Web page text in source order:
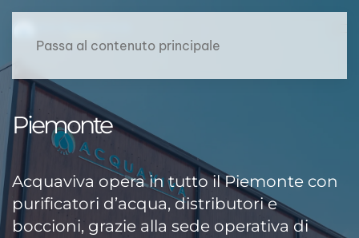
Passa al contenuto principale
Piemonte
Acquaviva opera in tutto il Piemonte con
purificatori d’acqua, distributori e
boccioni, grazie alla sede operativa di